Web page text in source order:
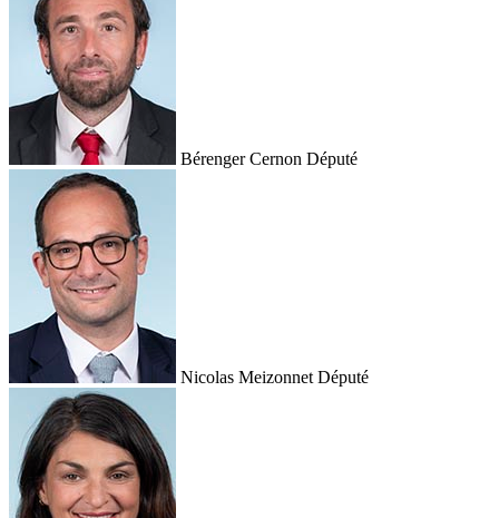
Bérenger Cernon Député
Nicolas Meizonnet Député